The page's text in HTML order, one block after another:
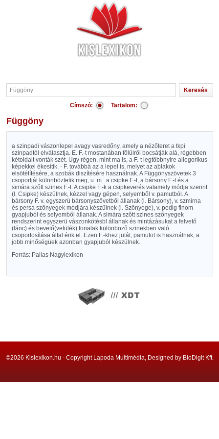
Címszó: Tartalom:
Függöny
a szinpadi vászonlepel avagy vasredőny, amely a nézőteret a tkpi
szinpadtól elválasztja. E. F.-t mostanában fölülről bocsátják alá, régebben
kétoldalt vonták szét. Ugy régen, mint ma is, a F.-t legtöbbnyire allegorikus
képekkel ékesítik. - F. továbbá az a lepel is, melyet az ablakok
elsötétítésére, a szobák diszítésére használnak. A Függönyszövetek 3
csoportját különböztetik meg, u. m.: a csipke F.-t, a bársony F.-t és a
simára szőtt szines F.-t. A csipke F.-k a csipkeverés valamely módja szerint
(l. Csipke) készülnek, kézzel vagy gépen, selyemből v. pamutból. A
bársony F. v. egyszerü bársonyszövetből állanak (l. Bársony), v. szmirna
és persa szőnyegek módjára készülnek (l. Szőnyege), v. pedig finom
gyapjuból és selyemből állanak. A simára szőtt szines szőnyegek
rendszerint egyszerü vászonkötésbl állanak és mintázásukat a felvető
(lánc) és bevető(vetülék) fonalak különböző szinekben való
csoportosítása által érik el. Ezen F.-khez jutát, pamutot is használnak, a
jobb minőségüek azonban gyapjuból készülnek.
Forrás: Pallas Nagylexikon
©2026 Kislexikon.hu - Copyright Lapoda Multimédia, Designed by BioDigit Kft.